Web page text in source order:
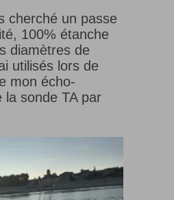
cherché un passe
100% étanche
diamètres de
utilisés lors de
mon écho-
la sonde TA par